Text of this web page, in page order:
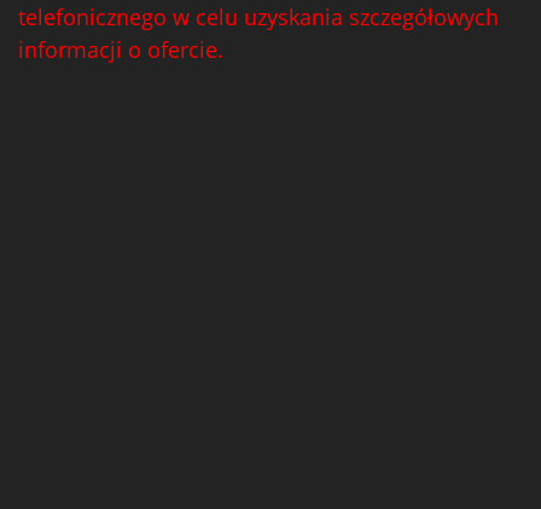
telefonicznego w celu uzyskania szczegółowych
informacji o ofercie.